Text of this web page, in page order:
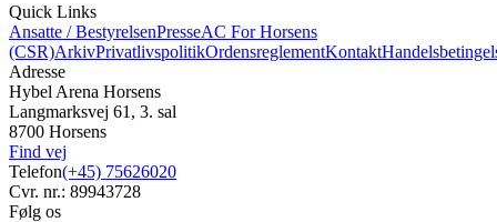
Quick Links
Ansatte / BestyrelsenPresseAC For Horsens
(CSR)ArkivPrivatlivspolitikOrdensreglementKontakt
Adresse
Hybel Arena Horsens
Langmarksvej 61, 3. sal
8700 Horsens
Find vej
Telefon(+45) 75626020
Cvr. nr.: 89943728
Følg os